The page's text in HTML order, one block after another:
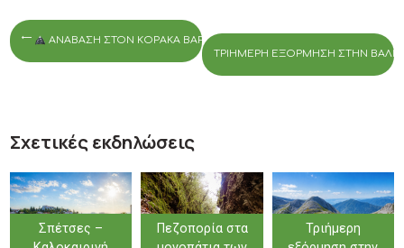
ΑΝΆΒΑΣΗ ΣΤΟΝ ΚΌΡΑΚΑ ΒΑΡΔΟΥΣΊΩΝ (2495Μ.) – ΔΙΉΜΕΡΗ
ΤΡΙΉΜΕΡΗ ΕΞΌΡΜΗΣΗ ΣΤΗΝ ΒΆΛΙΑ
Σχετικές εκδηλώσεις
Σπέτσες –
Πεζοπορία στα
Τριήμερη